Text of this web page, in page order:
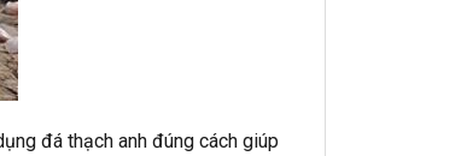
đá thạch anh đúng cách giúp